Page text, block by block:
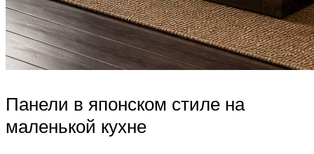
Панели в японском стиле на
маленькой кухне